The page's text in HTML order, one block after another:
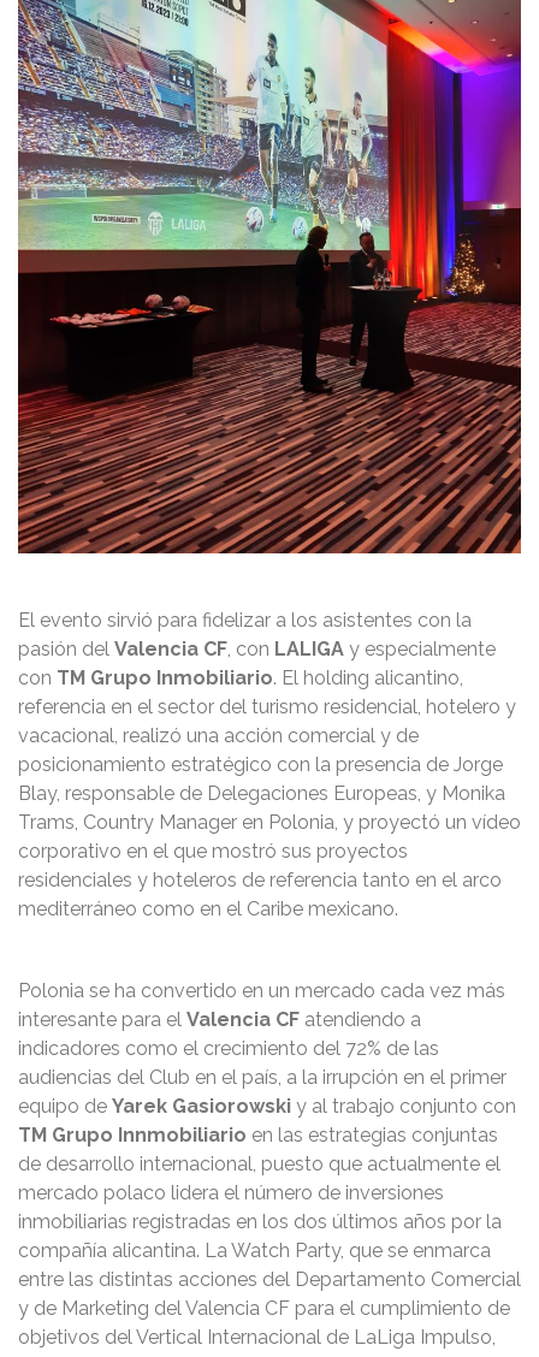
El evento sirvió para fidelizar a los asistentes con la
pasión del Valencia CF, con LALIGA y especialmente
con TM Grupo Inmobiliario. El holding alicantino,
referencia en el sector del turismo residencial, hotelero y
vacacional, realizó una acción comercial y de
posicionamiento estratégico con la presencia de Jorge
Blay, responsable de Delegaciones Europeas, y Monika
Trams, Country Manager en Polonia, y proyectó un vídeo
corporativo en el que mostró sus proyectos
residenciales y hoteleros de referencia tanto en el arco
mediterráneo como en el Caribe mexicano.
Polonia se ha convertido en un mercado cada vez más
interesante para el Valencia CF atendiendo a
indicadores como el crecimiento del 72% de las
audiencias del Club en el país, a la irrupción en el primer
equipo de Yarek Gasiorowski y al trabajo conjunto con
TM Grupo Innmobiliario en las estrategias conjuntas
de desarrollo internacional, puesto que actualmente el
mercado polaco lidera el número de inversiones
inmobiliarias registradas en los dos últimos años por la
compañía alicantina. La Watch Party, que se enmarca
entre las distintas acciones del Departamento Comercial
y de Marketing del Valencia CF para el cumplimiento de
objetivos del Vertical Internacional de LaLiga Impulso,